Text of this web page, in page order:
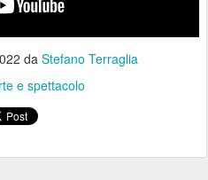
da Stefano Terraglia
e spettacolo